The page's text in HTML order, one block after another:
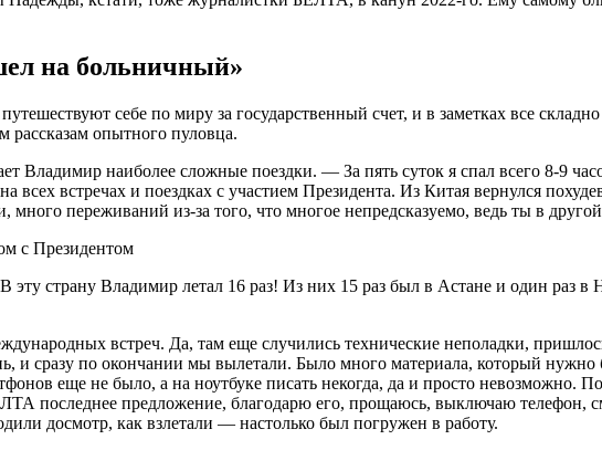
на больничный»
себе по миру за государственный счет, и в заметках все
рассказам опытного пуловца.
наиболее сложные поездки. — За пять суток я спал всего 8-9
встречах и поездках с участием Президента. Из Китая вернулся
переживаний из-за того, что многое непредсказуемо, ведь ты в другой
страну Владимир летал 16 раз! Из них 15 раз был в Астане и один раз в
встреч. Да, там еще случились технические неполадки,
и сразу по окончании мы вылетали. Было много материала, который нужно
еще не было, а на ноутбуке писать некогда, да и просто невозможно.
последнее предложение, благодарю его, прощаюсь, выключаю телефон,
досмотр, как взлетали — настолько был погружен в работу.